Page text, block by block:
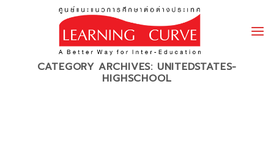
CATEGORY ARCHIVES: UNITEDSTATES-
HIGHSCHOOL